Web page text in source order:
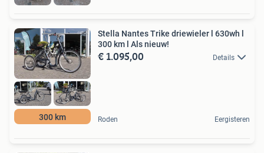
300 km
Stella Nantes Trike driewieler l 630wh l
300 km l Als nieuw!
€ 1.095,00 Details
Roden Eergisteren